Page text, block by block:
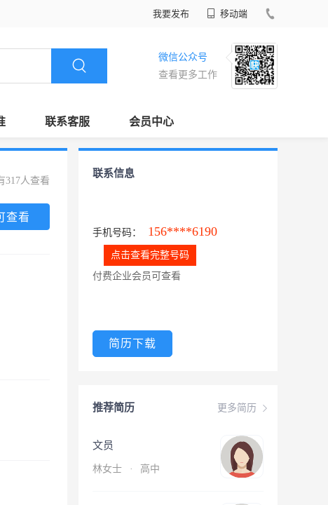
我要发布 移动端
微信公众号
查看更多工作
联系客服 会员中心
317人查看
查看
联系信息
手机号码： 156****6190
点击查看完整号码
付费企业会员可查看
简历下载
更多简历
推荐简历
文员
林女士 · 高中